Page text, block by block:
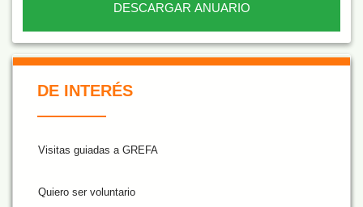
DESCARGAR ANUARIO
DE INTERÉS
Visitas guiadas a GREFA
Quiero ser voluntario